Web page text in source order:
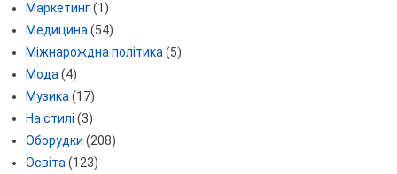
Маркетинг(1)
Медицина(54)
Міжнарождна політика(5)
Мода(4)
Музика(17)
На стилі (3)
Оборудки (208)
Освіта(123)